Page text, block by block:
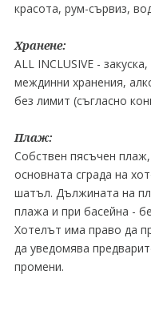
красота, рум-сървиз,
Хранене:
ALL INCLUSIVE -
междинни хранения,
без лимит (съгласно
Плаж:
Собствен пясъчен
основната сграда на
шатъл. Дължината на
плажа и при басейна -
Хотелът има право да
да уведомява
промени.